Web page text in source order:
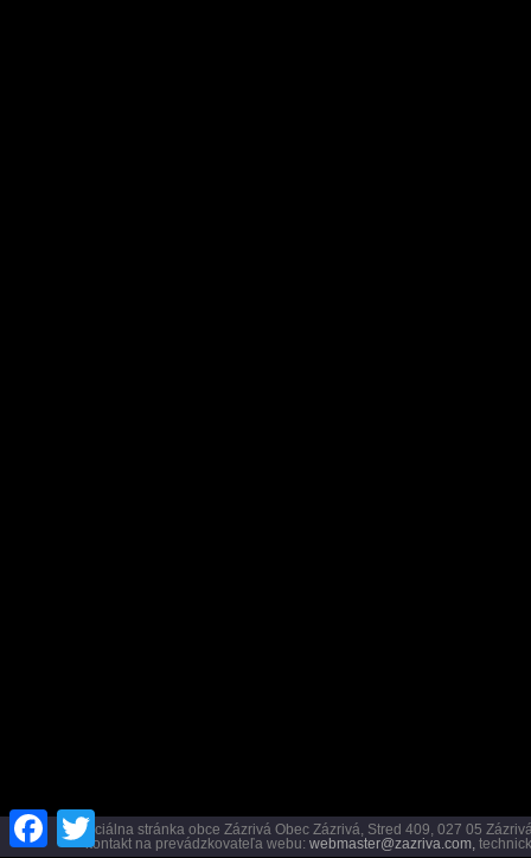
Oficiálna stránka obce Zázrivá Obec Zázrivá, Stred 409, 027 05
kontakt na prevádzkovateľa webu: webmaster@zazriva.com,
FacebookTwitter